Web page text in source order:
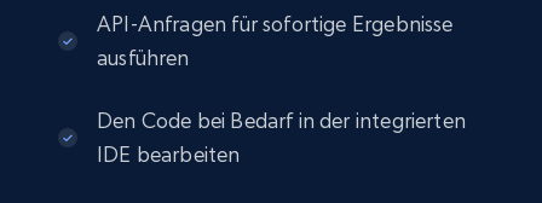
API-Anfragen für sofortige Ergebnisse
ausführen
Den Code bei Bedarf in der integrierten
IDE bearbeiten